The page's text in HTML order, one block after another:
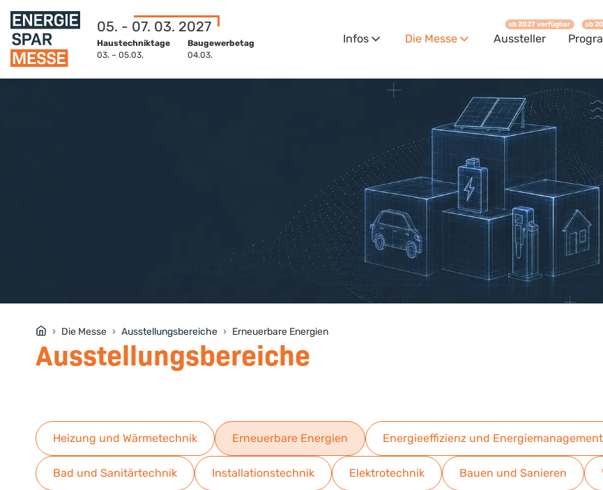
05. - 07. 03. 2027
Haustechniktage
03. – 05.03.
Baugewerbetag
04.03.
Infos Die Messe Aussteller
ab 2027 verfügbar ab
Die Messe Ausstellungsbereiche Erneuerbare Energien
Ausstellungsbereiche
Heizung und Wärmetechnik Erneuerbare Energien Energieeffizienz und Energiemanagement
Bad und Sanitärtechnik Installationstechnik Elektrotechnik Bauen und Sanieren